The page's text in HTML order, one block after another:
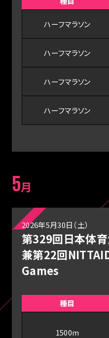
ハーフマラソン
ハーフマラソン
ハーフマラソン
ハーフマラソン
5月
2026年5月30日（土）
第329回日本体
兼第22回
Games
種目
1500m